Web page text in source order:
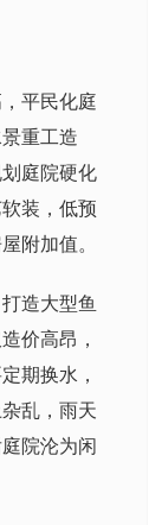
平民化庭
重工造
庭院硬化
装，低预
附加值。
造大型鱼
价高昂，
期换水，
乱，雨天
院沦为闲